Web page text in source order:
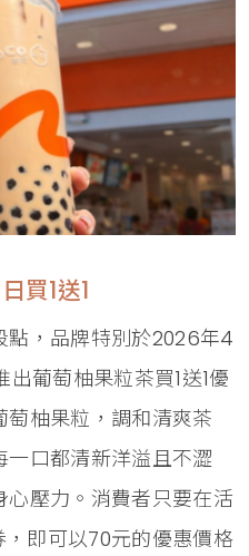
買1送1
點，品牌特別於2026年4
葡萄柚果粒茶買1送1優
柚果粒，調和清爽茶
口都清新洋溢且不澀
壓力。消費者只要在活
，即可以70元的優惠價格